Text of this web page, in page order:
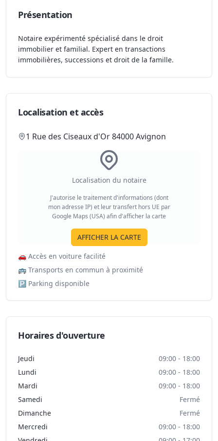
Présentation
Notaire expérimenté spécialisé dans le droit
immobilier et familial. Expert en transactions
immobilières, successions et droit de la famille.
Localisation et accès
1 Rue des Ciseaux d'Or 84000 Avignon
Localisation du notaire
J'autorise le traitement d'informations (dont
mon adresse IP) et leur transfert hors UE par
Google Maps (USA) afin d'afficher la carte
AFFICHER LA CARTE
🚗 Accès en voiture facilité
🚌 Transports en commun à proximité
🅿️ Parking disponible
Horaires d'ouverture
Jeudi
09:00 - 18:00
Lundi
09:00 - 18:00
Mardi
09:00 - 18:00
Samedi
Fermé
Dimanche
Fermé
Mercredi
09:00 - 18:00